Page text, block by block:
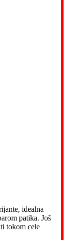
idealna
patika. Još
tokom cele